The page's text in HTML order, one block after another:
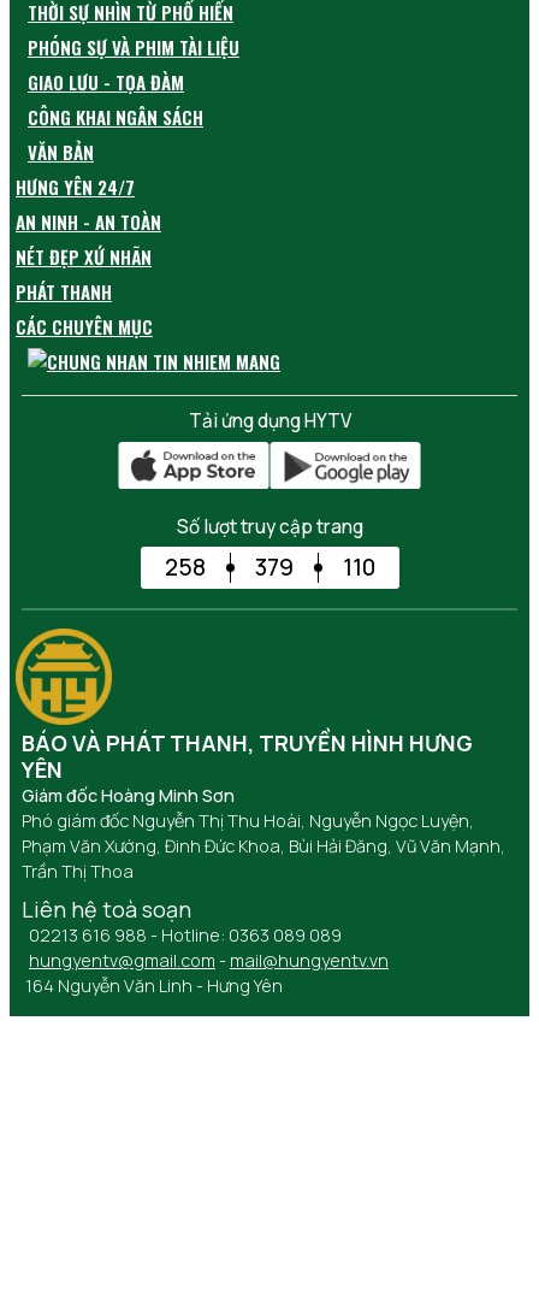
THỜI SỰ NHÌN TỪ PHỐ HIẾN
PHÓNG SỰ VÀ PHIM TÀI LIỆU
GIAO LƯU - TỌA ĐÀM
CÔNG KHAI NGÂN SÁCH
VĂN BẢN
HƯNG YÊN 24/7
AN NINH - AN TOÀN
NÉT ĐẸP XỨ NHÃN
PHÁT THANH
CÁC CHUYÊN MỤC
Tải ứng dụng HYTV
Số lượt truy cập trang
258 379 110
BÁO VÀ PHÁT THANH, TRUYỀN HÌNH HƯNG
YÊN
Giám đốc Hoàng Minh Sơn
Phó giám đốc Nguyễn Thị Thu Hoài, Nguyễn Ngọc Luyện,
Phạm Văn Xướng, Đinh Đức Khoa, Bùi Hải Đăng, Vũ Văn Mạnh,
Trần Thị Thoa
Liên hệ toà soạn
02213 616 988 - Hotline: 0363 089 089
hungyentv@gmail.com - mail@hungyentv.vn
164 Nguyễn Văn Linh - Hưng Yên